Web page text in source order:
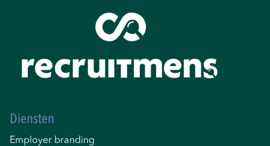
Diensten
Employer branding